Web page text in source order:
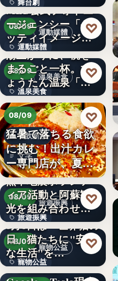
舞台劇
文字
特別協賛…
運動媒體
08/09
運動媒體
2,430
MLB公式フォトエ
ージェンシー「ゲ
ッティイメージ
ズ」五十…
♡
溫泉美食
08/09
溫泉美食
14年
湯上がりに、桃を
まるごと一杯。ひ
ょうたん温泉「飲
泉堂」、…
♡
08/09
餐飲新品
文字
猛暑で落ちる食欲
に挑む！出汁カレ
ー専門店が、夏限
定「無限…
♡
旅遊振興
08/09
旅遊振興
2
熊本地震ボランテ
ィア活動と阿蘇観
光を組み合わせた
「ボラン…
♡
寵物公益
08/09
寵物公益
8月8日は「世界猫の
日」猫たちに"安全
な生活"を…
♡
下班國際線》